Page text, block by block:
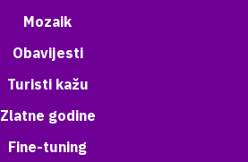
Mozaik
Obavijesti
Turisti kažu
Zlatne godine
Fine-tuning